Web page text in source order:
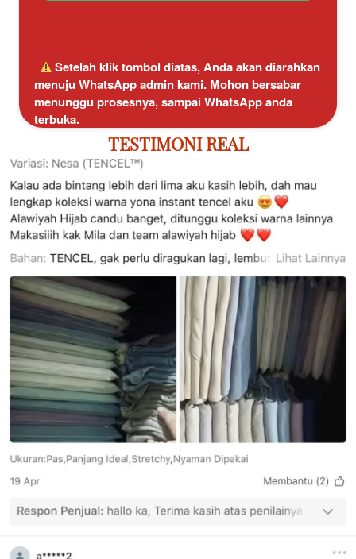
Setelah klik tombol diatas, Anda akan diarahkan
menuju WhatsApp admin kami. Mohon bersabar
menunggu prosesnya, sampai WhatsApp anda
terbuka.
TESTIMONI REAL